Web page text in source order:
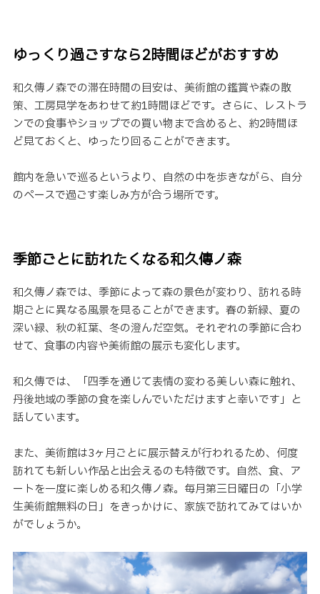
ゆっくり過ごすなら2時間ほどがおすすめ
和久傳ノ森での滞在時間の目安は、美術館の鑑賞や森の散
策、工房見学をあわせて約1時間ほどです。さらに、レストラ
ンでの食事やショップでの買い物まで含めると、約2時間ほ
ど見ておくと、ゆったり回ることができます。
館内を急いで巡るというより、自然の中を歩きながら、自分
のペースで過ごす楽しみ方が合う場所です。
季節ごとに訪れたくなる和久傳ノ森
和久傳ノ森では、季節によって森の景色が変わり、訪れる時
期ごとに異なる風景を見ることができます。春の新緑、夏の
深い緑、秋の紅葉、冬の澄んだ空気。それぞれの季節に合わ
せて、食事の内容や美術館の展示も変化します。
和久傳では、「四季を通じて表情の変わる美しい森に触れ、
丹後地域の季節の食を楽しんでいただけますと幸いです」と
話しています。
また、美術館は3ヶ月ごとに展示替えが行われるため、何度
訪れても新しい作品と出会えるのも特徴です。自然、食、ア
ートを一度に楽しめる和久傳ノ森。毎月第三日曜日の「小学
生美術館無料の日」をきっかけに、家族で訪れてみてはいか
がでしょうか。